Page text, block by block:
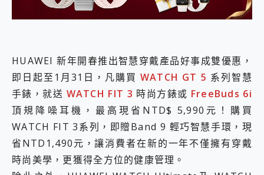
DJI Osmo Pocket 3 爽爽帶回家 歡慶 EaseUS 21 週年到來，「Slogan 海報徵稿活動」好康大放送
寶可夢飛人外掛iToolab AnyGo全新升級，GO Fest 五折優惠嗨翻天！支援 iOS/Android！
百倍變焦實測~ vivo X200 Pro 與 S25 Ultra 誰能滿足全場景拍攝需求？
超好用的 PLAUD NotePin AI 智慧錄音膠囊~ 您的AI 秘書已上線 每月免費送你 300分鐘轉寫
COMPUTEX 2025 來囉！AGI亞奇雷 AI・Gaming・創作儲存方案登場，趕快來AGI亞奇雷挑戰任務抽 PS5！
自帶線的 有線無線都能充 ONPRO MagReact M5 10000mAh 5合1 磁吸無線急速行動電源 開箱 評測
飛利浦 JS7310 ⚡【電急便｜行動儲能救車電源】 可靠的旅行夥伴！帶給您優異的安全性與強大供電效能
是螢幕也是電視! 一機超多用途「MSI微星 Modern MD272UPSW 27型」 4K IPS 輕薄商用智慧聯網螢幕 開箱 評測
您的專屬AI 助手 Yoga Slim 7 Aura Edition 觸控AI筆電 開箱 評測
realme 14 Pro 超硬軍規、冰感變色實測，realme 14 5G 遊戲戰鬥值爆表，效能x娛樂全都要！
HUAWEI 新年開春推出智慧穿戴產品好事成雙優惠，
即日起至1月31日，凡購買 WATCH GT 5 系列智慧
手錶，就送 WATCH FIT 3 時尚方錶或 FreeBuds 6i
頂規降噪耳機，最高現省NTD$ 5,990元！購買
WATCH FIT 3系列，即贈Band 9 輕巧智慧手環，現
省NTD1,490元，讓消費者在新的一年不僅擁有穿戴
時尚美學，更獲得全方位的健康管理。